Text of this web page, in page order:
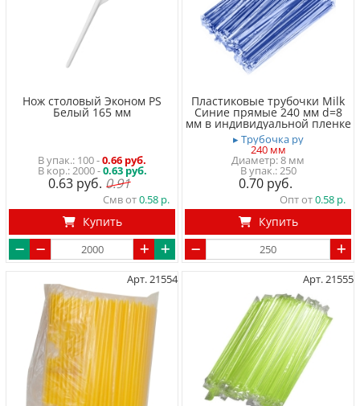
Нож столовый Эконом PS
Белый 165 мм
100-0.66 руб.
2000 -0.63 руб.
0.63 0.91
Смв от0.58
Купить
Пластиковые трубочки Milk
Синие прямые 240 мм d=8
мм в индивидуальной пленке
▸ Трубочка ру
240 мм
Диаметр: 8 мм
250
0.70
Опт от0.58
Купить
Арт. 21554 Арт. 21555